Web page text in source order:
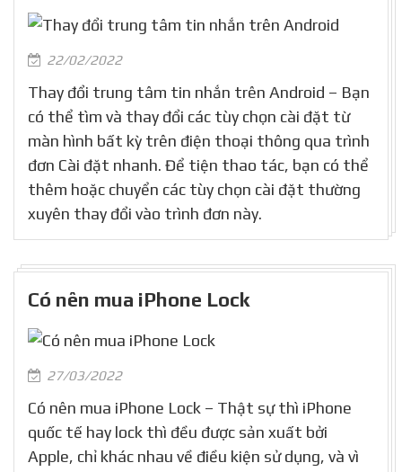
22/02/2022
Thay đổi trung tâm tin nhắn trên Android – Bạn
có thể tìm và thay đổi các tùy chọn cài đặt từ
màn hình bất kỳ trên điện thoại thông qua trình
đơn Cài đặt nhanh. Để tiện thao tác, bạn có thể
thêm hoặc chuyển các tùy chọn cài đặt thường
xuyên thay đổi vào trình đơn này.
Có nên mua iPhone Lock
27/03/2022
Có nên mua iPhone Lock – Thật sự thì iPhone
quốc tế hay lock thì đều được sản xuất bởi
Apple, chỉ khác nhau về điều kiện sử dụng, và vì